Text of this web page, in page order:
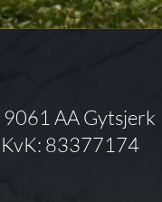
9061 AA Gytsjerk
KvK: 83377174